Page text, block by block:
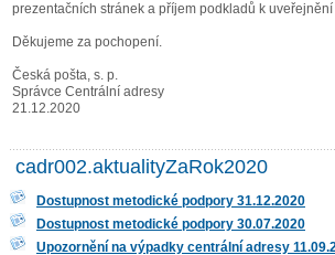
prezentačních stránek a příjem podkladů k uveřejnění
Děkujeme za pochopení.
Česká pošta, s. p.
Správce Centrální adresy
21.12.2020
cadr002.aktualityZaRok2020
Dostupnost metodické podpory 31.12.2020
Dostupnost metodické podpory 30.07.2020
Upozornění na výpadky centrální adresy